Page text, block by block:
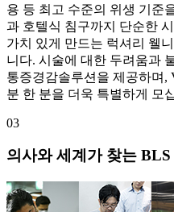
용 등 최고 수준의 위생 기준
과 호텔식 침구까지 단순한
가치 있게 만드는 럭셔리 웰
니다. 시술에 대한 두려움과
통증경감솔루션을 제공하며,
분 한 분을 더욱 특별하게 모
03
의사와 세계가 찾는 BLS